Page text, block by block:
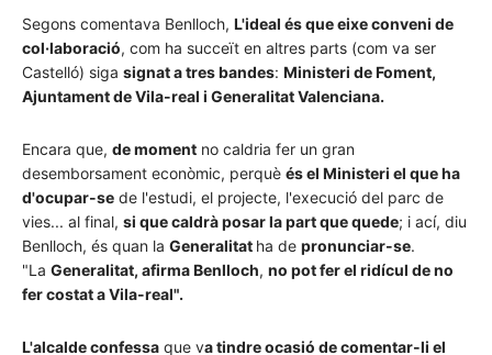
Segons comentava Benlloch, L'ideal és que eixe conveni de
col·laboració, com ha succeït en altres parts (com va ser
Castelló) siga signat a tres bandes: Ministeri de Foment,
Ajuntament de Vila-real i Generalitat Valenciana.
Encara que, de moment no caldria fer un gran
desemborsament econòmic, perquè és el Ministeri el que ha
d'ocupar-se de l'estudi, el projecte, l'execució del parc de
vies... al final, si que caldrà posar la part que quede; i ací, diu
Benlloch, és quan la Generalitat ha de pronunciar-se.
"La Generalitat, afirma Benlloch, no pot fer el ridícul de no
fer costat a Vila-real".
L'alcalde confessa que va tindre ocasió de comentar-li el